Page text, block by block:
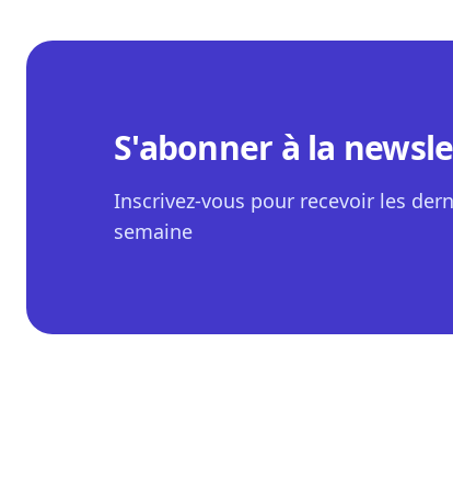
S'abonner à la
Inscrivez-vous pour recevoir les
semaine